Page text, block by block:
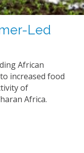
Led
African
increased food
of
Africa.